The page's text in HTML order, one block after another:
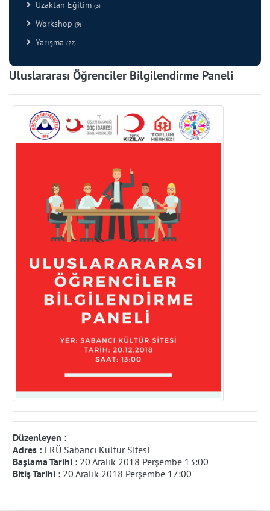
Uzaktan Eğitim (3)
Workshop (9)
Yarışma (22)
Uluslararası Öğrenciler Bilgilendirme Paneli
Düzenleyen :
Adres : ERÜ Sabancı Kültür Sitesi
Başlama Tarihi : 20 Aralık 2018 Perşembe 13:00
Bitiş Tarihi : 20 Aralık 2018 Perşembe 17:00